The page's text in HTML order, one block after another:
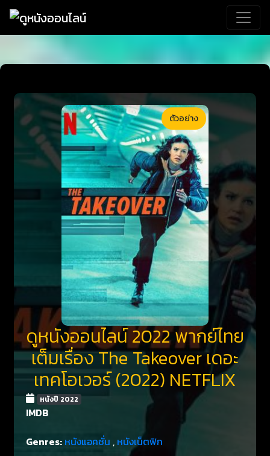
ตัวอย่าง
ดูหนังออนไลน์ 2022 พากย์ไทย
เต็มเรื่อง The Takeover เดอะ
เทคโอเวอร์ (2022) NETFLIX
หนังปี 2022
IMDB
Genres: หนังแอคชั่น , หนังเน็ตฟิก